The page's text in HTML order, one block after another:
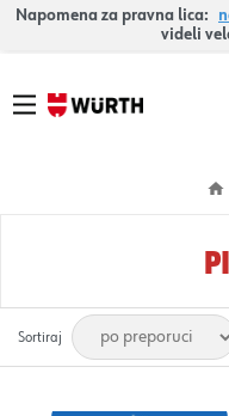
Napomena za pravna lica:
videli
Sortiraj